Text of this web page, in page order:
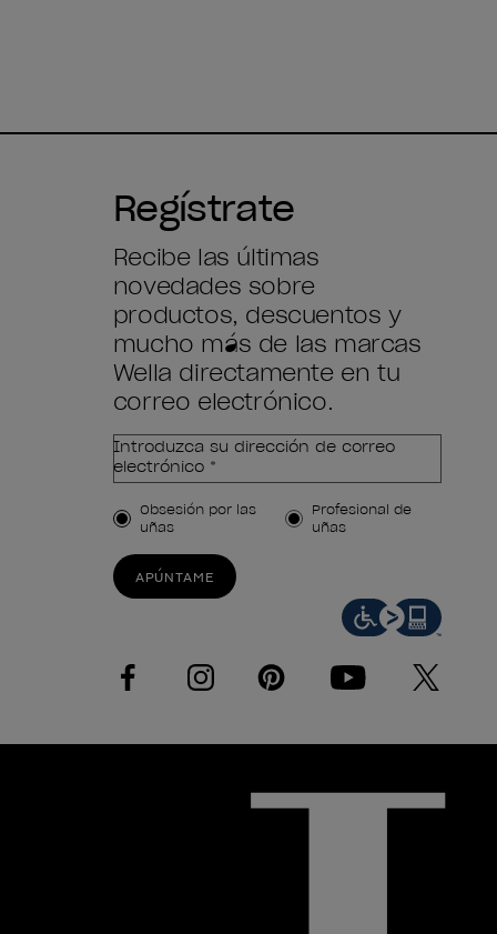
Regístrate
Recibe las últimas
novedades sobre
productos, descuentos y
mucho más de las marcas
Wella directamente en tu
correo electrónico.
Introduzca su dirección de correo
electrónico *
Tipo de cliente
Obsesión por las
uñas
Profesional de
uñas
APÚNTAME